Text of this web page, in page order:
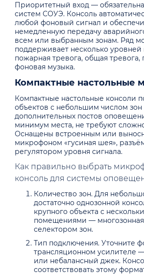
Приоритетный вход —
систем СОУЭ. Консоль
любой фоновый сигнал и
немедленную передачу
всем или выбранным зонам. Ряд
поддерживает несколько уровней
пожарная тревога, общая тревога,
фоновая музыка.
Компактные настольные
Компактные настольные консоли
объектов с небольшим числом зон
дополнительных постов
минимум места, не требуют
Оснащены встроенным или
микрофоном «гусиная шея»,
регулятором уровня сигнала.
Как правильно выбрать
консоль для системы
Количество зон. Для
достаточно однозонной
крупного объекта с
помещениями — многозонная
селектором зон.
Тип подключения. Уточните
трансляционном усилителе
или небалансный джек.
соответствовать этому